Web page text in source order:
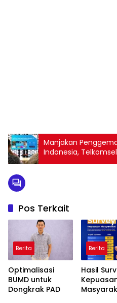
Manjakan
Indonesia,
Universal di
Pos Terkait
Berita
Optimalisasi
BUMD untuk
Dongkrak PAD
Berita
Hasil